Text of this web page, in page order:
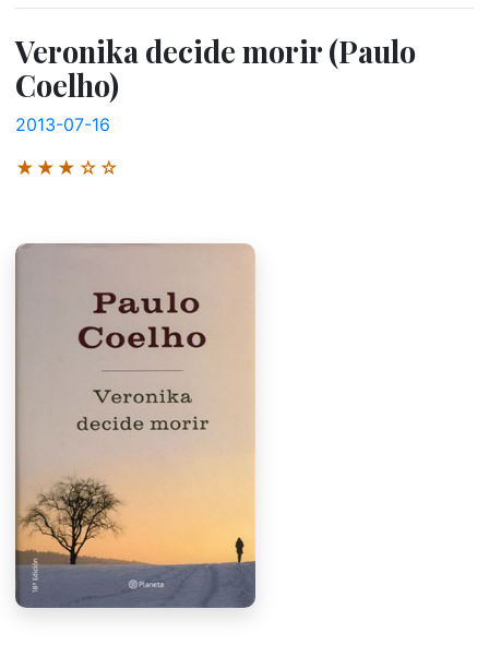
Veronika decide morir (Paulo
Coelho)
2013-07-16
★★★☆☆